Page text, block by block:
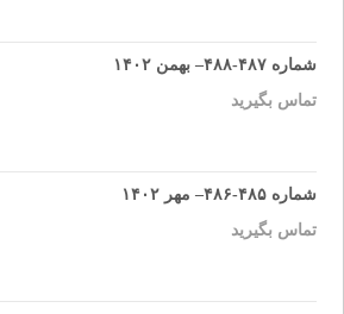
شماره ۴۸۷-۴۸۸– بهمن ۱۴۰۲
تماس بگیرید
شماره ۴۸۵-۴۸۶– مهر ۱۴۰۲
تماس بگیرید